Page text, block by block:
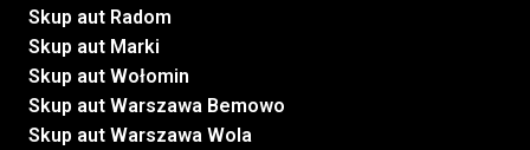
Skup aut Radom
Skup aut Marki
Skup aut Wołomin
Skup aut Warszawa Bemowo
Skup aut Warszawa Wola